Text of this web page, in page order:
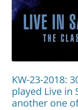
KW-23-2018:
played Live in
another one